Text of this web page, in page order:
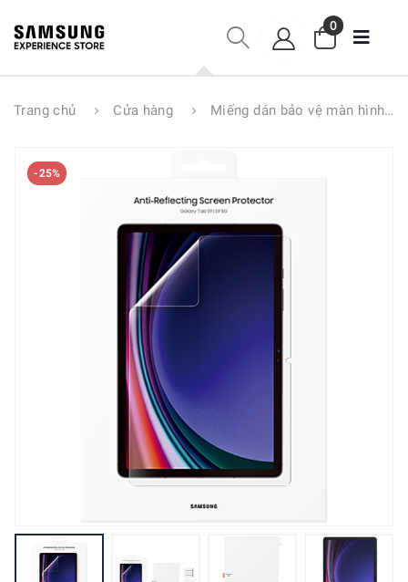
0
Trang chủ Cửa hàng Miếng dán bảo vệ màn hình AR Galaxy Tab S9 EF-UX710
-25%